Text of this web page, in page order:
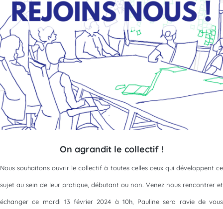
On agrandit le collectif !
Nous souhaitons ouvrir le collectif à toutes celles ceux qui développent ce
sujet au sein de leur pratique, débutant ou non. Venez nous rencontrer et
échanger ce mardi 13 février 2024 à 10h, Pauline sera ravie de vous